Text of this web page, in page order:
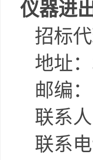
仪器进
招标代
地址
邮编：
联系人
联系电